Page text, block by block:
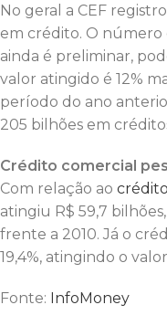
No geral a CEF
em crédito. O número
ainda é preliminar,
valor atingido é 12%
período do ano
205 bilhões em
Crédito comercial
Com relação ao
atingiu R$ 59,7
frente a 2010. Já o
19,4%, atingindo o
Fonte: InfoMoney